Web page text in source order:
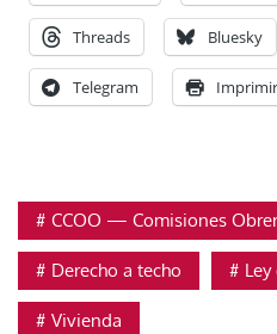
Threads Bluesky
Telegram Imprimir
CCOO — Comisiones
Derecho a techo
Vivienda